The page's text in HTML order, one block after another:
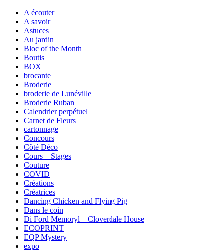
A écouter
A savoir
Astuces
Au jardin
Bloc of the Month
Boutis
BOX
brocante
Broderie
broderie de Lunéville
Broderie Ruban
Calendrier perpétuel
Carnet de Fleurs
cartonnage
Concours
Côté Déco
Cours – Stages
Couture
COVID
Créations
Créatrices
Dancing Chicken and Flying Pig
Dans le coin
Di Ford Memoryl – Cloverdale House
ECOPRINT
EQP Mystery
expo